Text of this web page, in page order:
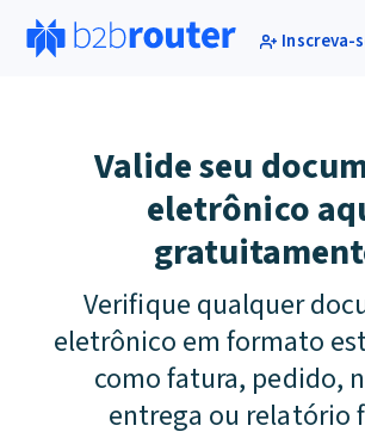
Inscreva-
Valide seu
eletrônico
Verifique qualquer
eletrônico em formato
como fatura, pedido,
entrega ou relatório